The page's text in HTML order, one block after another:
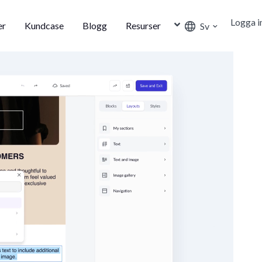
Kundcase Blogg Resurser Sv Logga
Marketing
skapar